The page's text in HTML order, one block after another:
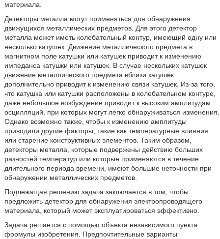
материала.
Детекторы металла могут применяться для обнаружения
движущихся металлических предметов. Для этого детектор
металла может иметь колебательный контур, имеющий одну или
несколько катушек. Движение металлического предмета в
магнитном поле катушки или катушек приводит к изменению
импеданса катушки или катушек. В случае нескольких катушек
движение металлического предмета вблизи катушек
дополнительно приводит к изменению связи катушек. Из-за того,
что катушка или катушки расположены в колебательном контуре,
даже небольшое возбуждение приводит к высоким амплитудам
осцилляций, при которых могут легко обнаруживаться изменения.
Однако возможно также, чтобы к изменению амплитуды
приводили другие факторы, такие как температурные влияния
или старение конструктивных элементов. Таким образом,
детекторы металла, которые подвержены действию больших
разностей температур или которые применяются в течение
длительного периода времени, имеют большие неточности при
обнаружении металлических предметов.
Подлежащая решению задача заключается в том, чтобы
предложить детектор для обнаружения электропроводящего
материала, который может эксплуатироваться эффективно.
Задача решается с помощью объекта независимого пункта
формулы изобретения. Предпочтительные варианты